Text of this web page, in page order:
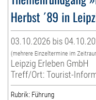
Herbst ´89 in
03.10.2026 bis
(mehrere Einzeltermine im
Leipzig Erleben GmbH
Treff/Ort: Tourist-
Rubrik: Führung